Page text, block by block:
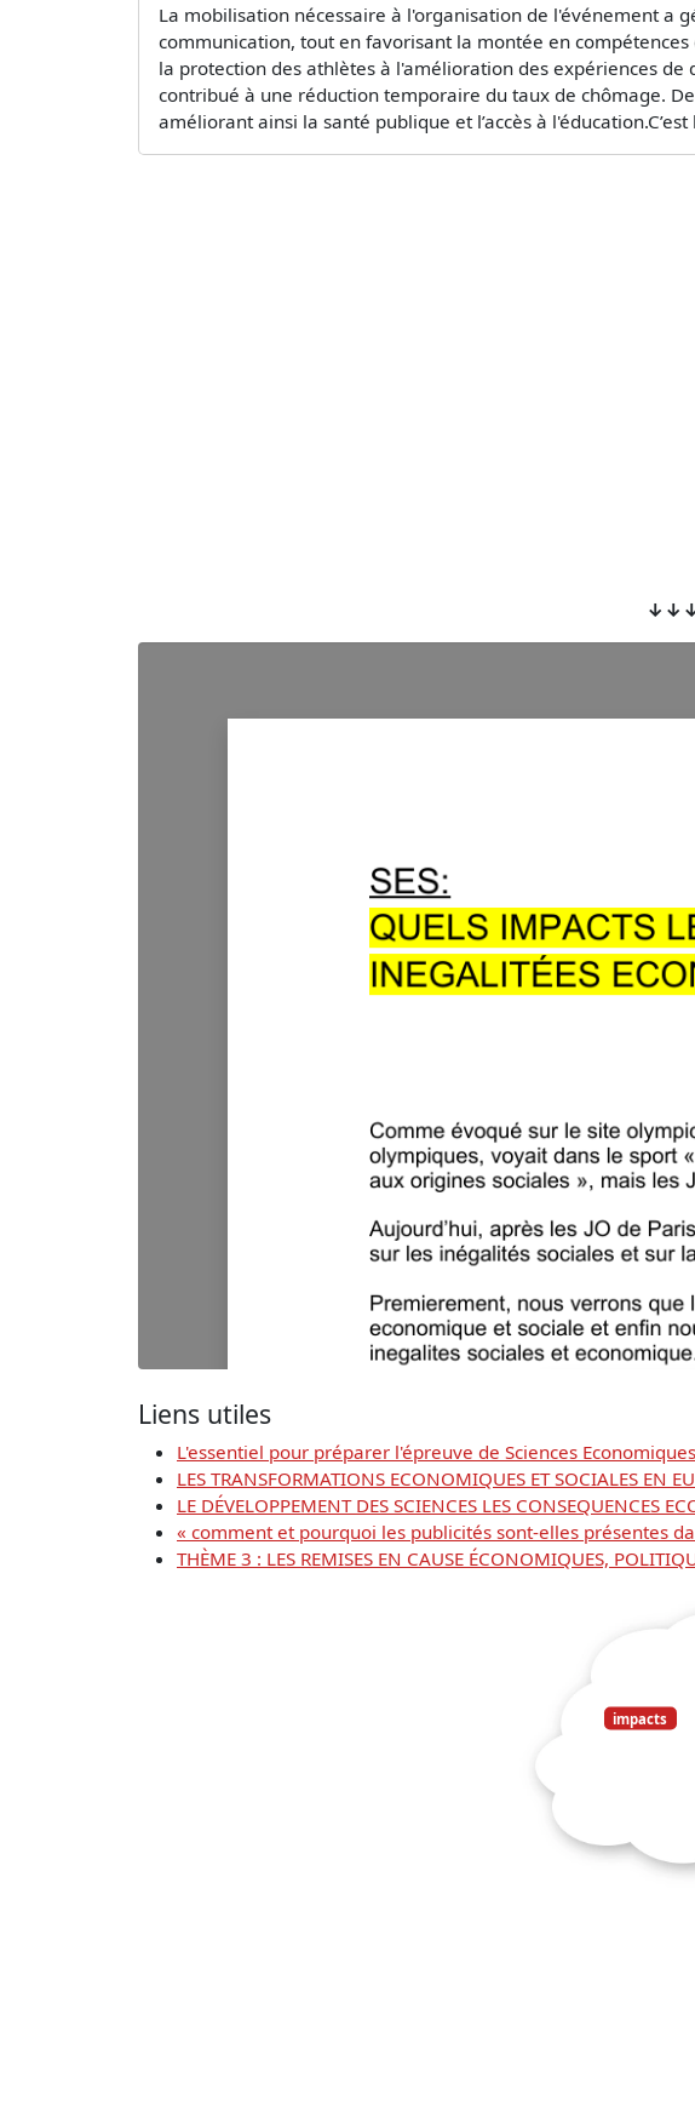
La mobilisation nécessaire à l'organisation de l'événement a
communication, tout en favorisant la montée en
la protection des athlètes à l'amélioration des expériences
contribué à une réduction temporaire du taux de chômage.
améliorant ainsi la santé publique et l’accès à
↓↓↓
Liens utiles
L'essentiel pour préparer l'épreuve de Sciences
LES TRANSFORMATIONS ECONOMIQUES ET SOCIALES EN
LE DÉVELOPPEMENT DES SCIENCES LES CONSEQUENCES
« comment et pourquoi les publicités sont-elles présentes
THÈME 3 : LES REMISES EN CAUSE ÉCONOMIQUES,
impacts